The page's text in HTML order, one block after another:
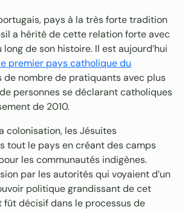
pays à la très forte tradition
a hérité de cette relation forte avec
de son histoire. Il est aujourd’hui
premier pays catholique du
de nombre de pratiquants avec plus
personnes se déclarant catholiques
de 2010.
colonisation, les Jésuites
tout le pays en créant des camps
les communautés indigènes.
par les autorités qui voyaient d’un
politique grandissant de cet
fût décisif dans le processus de